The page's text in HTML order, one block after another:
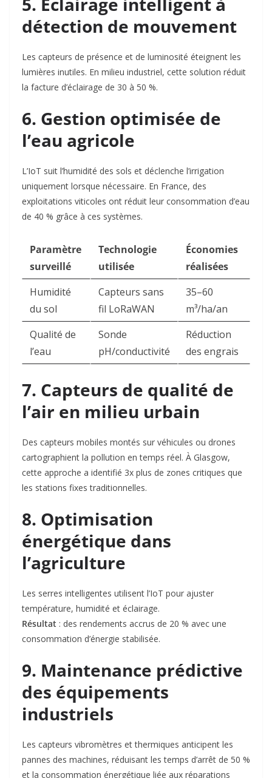
détection de mouvement
Les capteurs de présence et de luminosité éteignent les
lumières inutiles. En milieu industriel, cette solution réduit
la facture d’éclairage de 30 à 50 %.
6. Gestion optimisée de
l’eau agricole
L’IoT suit l’humidité des sols et déclenche l’irrigation
uniquement lorsque nécessaire. En France, des
exploitations viticoles ont réduit leur consommation d’eau
de 40 % grâce à ces systèmes.
Paramètre
surveillé
Technologie
utilisée
Économies
réalisées
Humidité
du sol
Capteurs sans
fil LoRaWAN
35–60
m³/ha/an
Qualité de
l’eau
Sonde
pH/conductivité
Réduction
des engrais
7. Capteurs de qualité de
l’air en milieu urbain
Des capteurs mobiles montés sur véhicules ou drones
cartographient la pollution en temps réel. À Glasgow,
cette approche a identifié 3x plus de zones critiques que
les stations fixes traditionnelles.
8. Optimisation
énergétique dans
l’agriculture
Les serres intelligentes utilisent l’IoT pour ajuster
température, humidité et éclairage.
Résultat : des rendements accrus de 20 % avec une
consommation d’énergie stabilisée.
9. Maintenance prédictive
des équipements
industriels
Les capteurs vibromètres et thermiques anticipent les
pannes des machines, réduisant les temps d’arrêt de 50 %
et la consommation énergétique liée aux réparations